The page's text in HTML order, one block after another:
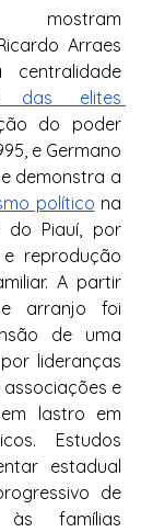
mostram
Arraes
das elites
do poder
e Germano
demonstra a
político na
do Piauí, por
reprodução
A partir
arranjo foi
de uma
lideranças
e
lastro em
Estudos
estadual
de
às famílias